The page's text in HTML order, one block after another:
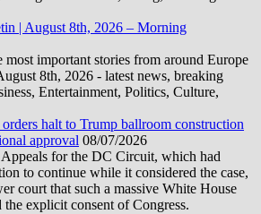
| August 8th, 2026 – Morning
most important stories from around Europe
8th, 2026 - latest news, breaking
Entertainment, Politics, Culture,
halt to Trump ballroom construction
approval 08/07/2026
for the DC Circuit, which had
to continue while it considered the case,
court that such a massive White House
explicit consent of Congress.